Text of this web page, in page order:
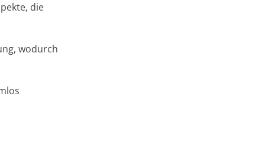
die
wodurch